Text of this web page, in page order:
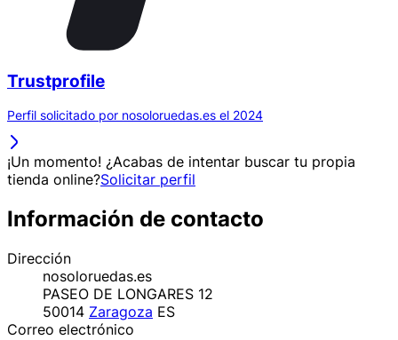
Trustprofile
Perfil solicitado por nosoloruedas.es el 2024
¡Un momento! ¿Acabas de intentar buscar tu propia
tienda online?Solicitar perfil
Información de contacto
Dirección
nosoloruedas.es
PASEO DE LONGARES 12
50014 Zaragoza ES
Correo electrónico